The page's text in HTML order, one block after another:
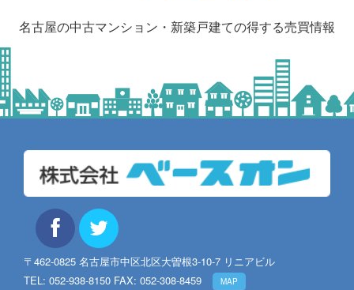
名古屋の中古マンション・新築戸建ての得する売買情報
〒462-0825 名古屋市中区北区大曽根3-10-7 リニアビル
TEL: 052-938-8150 FAX: 052-308-8459
MAP